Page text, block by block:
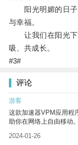
阳光明媚的日子
与幸福。
让我们在阳光下
吸、共成长。
#3#
评论
游客
这款加速器VPM应用程
助你在网络上自由移动。
2024-01-26